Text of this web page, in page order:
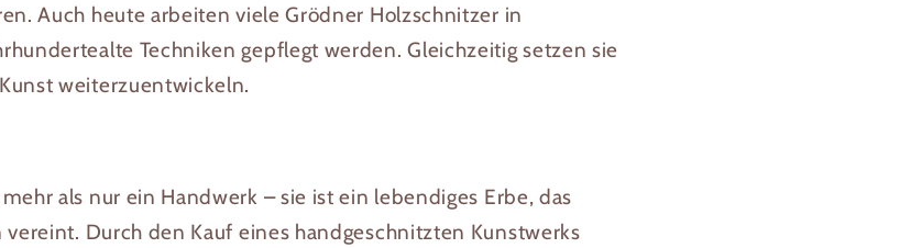
Auch heute arbeiten viele Grödner Holzschnitzer in
Techniken gepflegt werden. Gleichzeitig setzen sie
weiterzuentwickeln.
als nur ein Handwerk – sie ist ein lebendiges Erbe, das
vereint. Durch den Kauf eines handgeschnitzten Kunstwerks